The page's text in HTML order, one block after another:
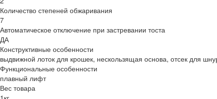
Количество степеней обжаривания
7
Автоматическое отключение при застревании тоста
ДА
Конструктивные особенности
выдвижной лоток для крошек, нескользящая основа, отсек для
Функциональные особенности
плавный лифт
Вес товара